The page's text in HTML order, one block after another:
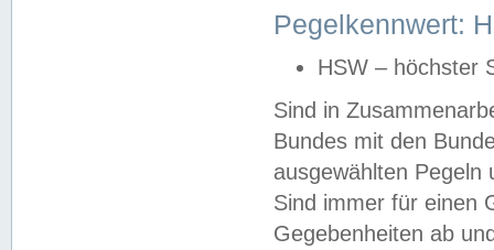
Pegelkennwert:
HSW – höchster
Sind in
Bundes mit den
ausgewählten
Sind immer für einen
Gegebenheiten ab